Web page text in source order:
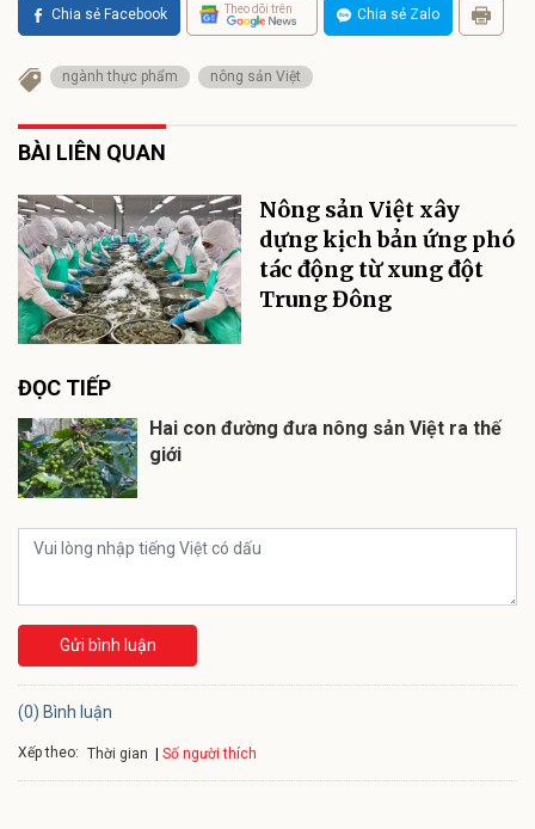
Chia sẻ Facebook Theo dõi trên Chia sẻ Zalo
ngành thực phẩm nông sản Việt
BÀI LIÊN QUAN
Nông sản Việt xây
dựng kịch bản ứng phó
tác động từ xung đột
Trung Đông
ĐỌC TIẾP
Hai con đường đưa nông sản Việt ra thế
giới
Gửi bình luận
(0) Bình luận
Xếp theo: Thời gian Số người thích